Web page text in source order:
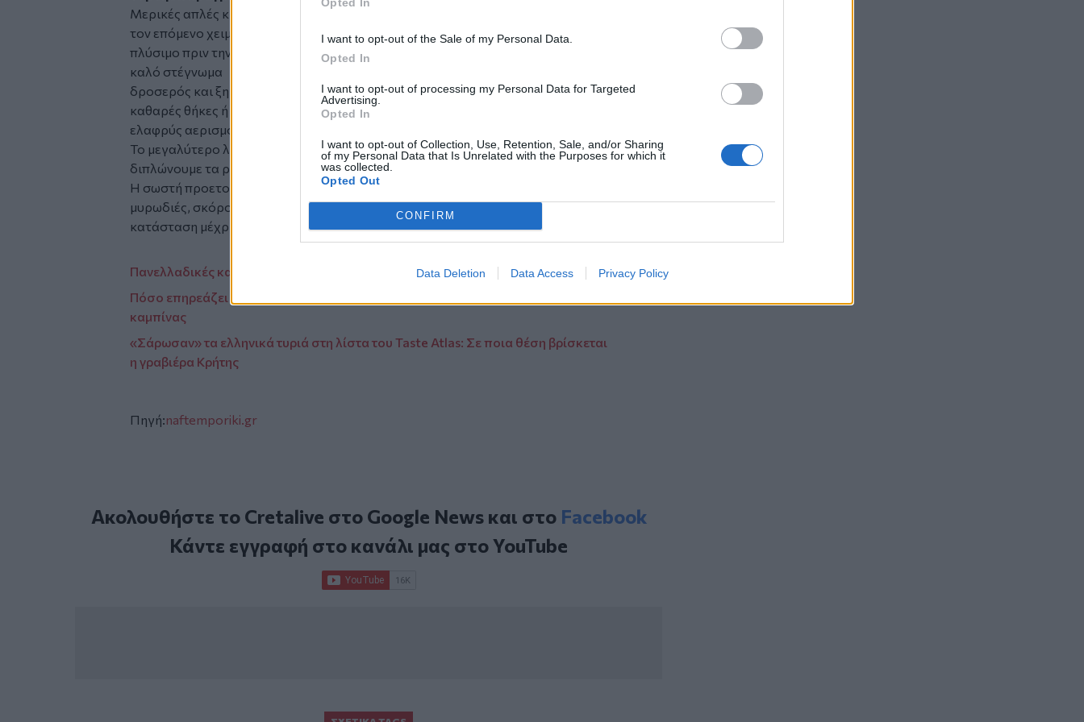
I want to opt-out of the Sale of my Personal Data.
Opted In
I want to opt-out of processing my Personal Data for Targeted
Advertising.
Opted In
I want to opt-out of Collection, Use, Retention, Sale, and/or Sharing
of my Personal Data that Is Unrelated with the Purposes for which it
was collected.
Opted Out
CONFIRM
Data Deletion Data Access Privacy Policy
Μερικές απλές κινήσεις μπορούν να προστατεύσουν καλύτερα τα ρούχα μέχρι
τον επόμενο χειμώνα:
πλύσιμο πριν την αποθήκευση
καλό στέγνωμα
δροσερός και ξηρός χώρος
καθαρές θήκες ή κουτιά
ελαφρύς αερισμός της ντουλάπας ανά διαστήματα
Το μεγαλύτερο λάθος στην αλλαγή ντουλάπας δεν είναι ο τρόπος που
διπλώνουμε τα ρούχα, αλλά το ότι συχνά τα αποθηκεύουμε «όπως είναι».
Η σωστή προετοιμασία πριν μπουν στην άκρη μπορεί να τα προστατεύσει από
μυρωδιές, σκόρους και φθορές — και να τα κρατήσει σε πολύ καλύτερη
κατάσταση μέχρι τον επόμενο χειμώνα.
Πανελλαδικές και ύπνος: Πόσες ώρες είναι αρκετές για τους υποψήφιους
Πόσο επηρεάζει τους επιβάτες ενός αυτοκινήτου η μυρωδιά των υλικών της
καμπίνας
«Σάρωσαν» τα ελληνικά τυριά στη λίστα του Taste Atlas: Σε ποια θέση βρίσκεται
η γραβιέρα Κρήτης
Πηγή:naftemporiki.gr
Ακολουθήστε το Cretalive στο Google Newsκαι στο Facebook
Κάντε εγγραφή στο κανάλι μας στοYouTube